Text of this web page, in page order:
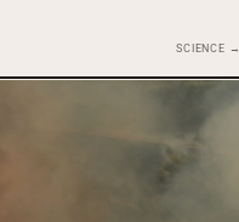
SCIENCE →